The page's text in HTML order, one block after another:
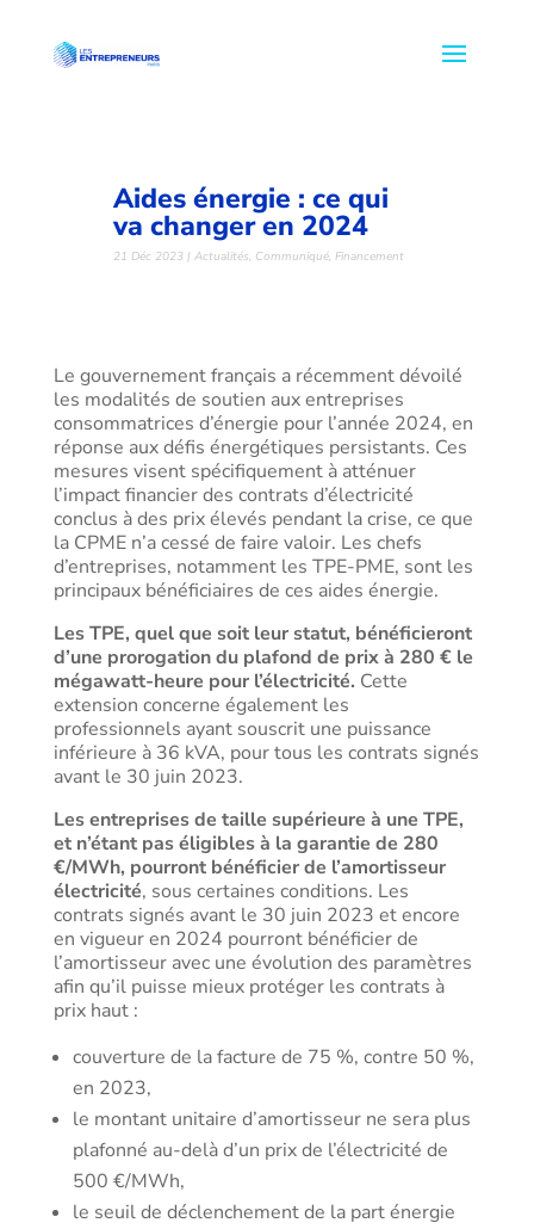
Aides énergie : ce qui
va changer en 2024
21 Déc 2023 |Actualités, Communiqué,Financement
Le gouvernement français a récemment dévoilé
les modalités de soutien aux entreprises
consommatrices d’énergie pour l’année 2024, en
réponse aux défis énergétiques persistants. Ces
mesures visent spécifiquement à atténuer
l’impact financier des contrats d’électricité
conclus à des prix élevés pendant la crise, ce que
la CPME n’a cessé de faire valoir. Les chefs
d’entreprises, notamment les TPE-PME, sont les
principaux bénéficiaires de ces aides énergie.
Les TPE, quel que soit leur statut, bénéficieront
d’une prorogation du plafond de prix à 280 € le
mégawatt-heure pour l’électricité. Cette
extension concerne également les
professionnels ayant souscrit une puissance
inférieure à 36 kVA, pour tous les contrats signés
avant le 30 juin 2023.
Les entreprises de taille supérieure à une TPE,
et n’étant pas éligibles à la garantie de 280
€/MWh, pourront bénéficier de l’amortisseur
électricité, sous certaines conditions. Les
contrats signés avant le 30 juin 2023 et encore
en vigueur en 2024 pourront bénéficier de
l’amortisseur avec une évolution des paramètres
afin qu’il puisse mieux protéger les contrats à
prix haut :
couverture de la facture de 75 %, contre 50 %,
en 2023,
le montant unitaire d’amortisseur ne sera plus
plafonné au-delà d’un prix de l’électricité de
500 €/MWh,
le seuil de déclenchement de la part énergie